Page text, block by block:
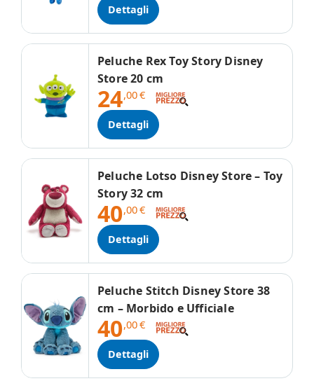
Dettagli
Peluche Rex Toy Story Disney
Store 20 cm
24,00€
Dettagli
Peluche Lotso Disney Store – Toy
Story 32 cm
40,00€
Dettagli
Peluche Stitch Disney Store 38
cm – Morbido e Ufficiale
40,00€
Dettagli